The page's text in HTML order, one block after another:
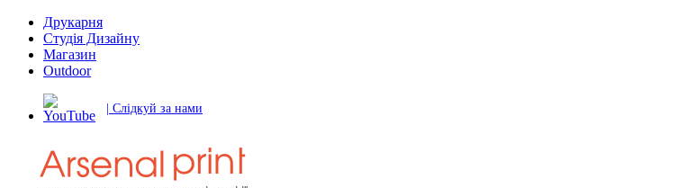
Друкарня
Студія Дизайну
Магазин
Outdoor
| Слідкуй за нами